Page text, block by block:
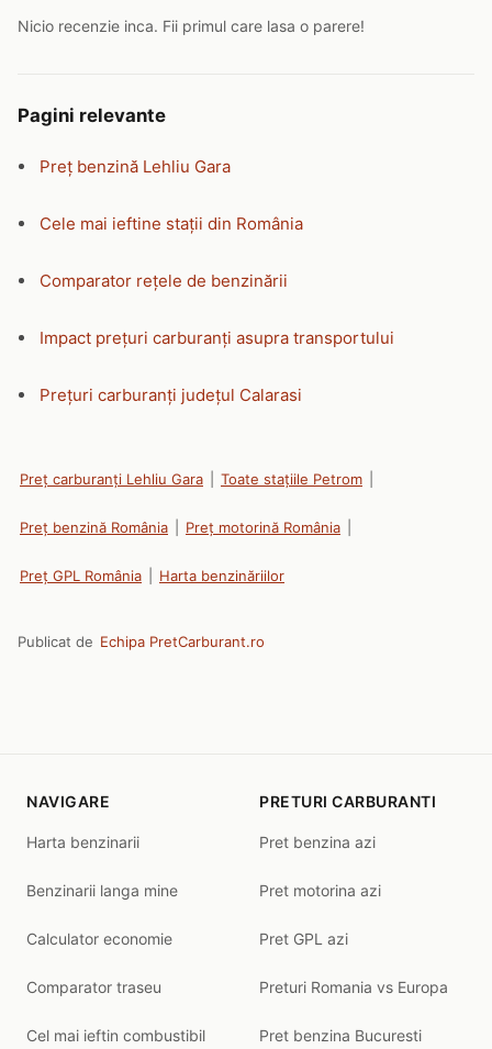
Nicio recenzie inca. Fii primul care lasa o parere!
Pagini relevante
Preț benzină Lehliu Gara
Cele mai ieftine stații din România
Comparator rețele de benzinării
Impact prețuri carburanți asupra transportului
Prețuri carburanți județul Calarasi
Preț carburanți Lehliu Gara Toate stațiile Petrom
Preț benzină România Preț motorină România
Preț GPL România Harta benzinăriilor
Publicat de Echipa PretCarburant.ro
NAVIGARE
Harta benzinarii
Benzinarii langa mine
Calculator economie
Comparator traseu
Cel mai ieftin combustibil
PRETURI CARBURANTI
Pret benzina azi
Pret motorina azi
Pret GPL azi
Preturi Romania vs Europa
Pret benzina Bucuresti